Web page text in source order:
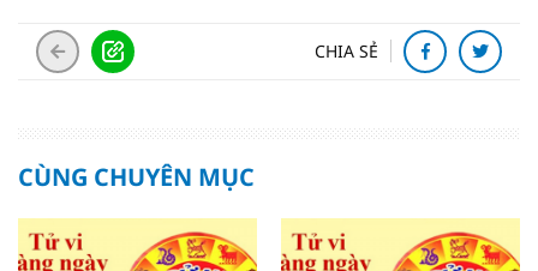
CHIA SẺ
CÙNG CHUYÊN MỤC